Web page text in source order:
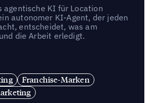
agentische KI für Location
autonomer KI-Agent, der jeden
entscheidet, was am
die Arbeit erledigt.
Franchise-Marken